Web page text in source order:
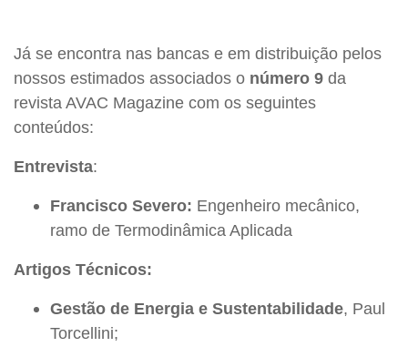
Já se encontra nas bancas e em distribuição pelos
nossos estimados associados o número 9 da
revista AVAC Magazine com os seguintes
conteúdos:
Entrevista:
Francisco Severo: Engenheiro mecânico,
ramo de Termodinâmica Aplicada
Artigos Técnicos:
Gestão de Energia e Sustentabilidade, Paul
Torcellini;